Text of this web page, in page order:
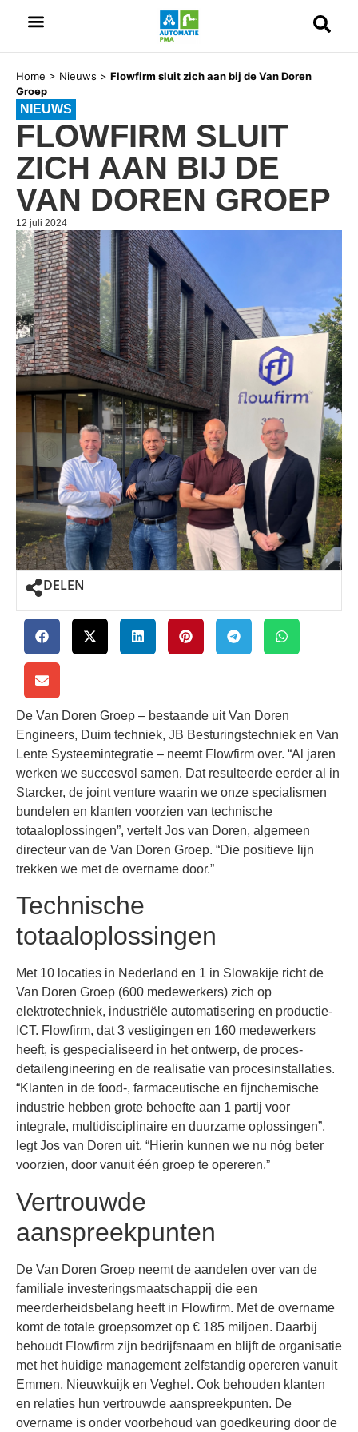
Home > Nieuws > Flowfirm sluit zich aan bij de Van Doren
Groep
NIEUWS
FLOWFIRM SLUIT
ZICH AAN BIJ DE
VAN DOREN GROEP
12 juli 2024
DELEN
De Van Doren Groep – bestaande uit Van Doren
Engineers, Duim techniek, JB Besturingstechniek en Van
Lente Systeemintegratie – neemt Flowfirm over. “Al jaren
werken we succesvol samen. Dat resulteerde eerder al in
Starcker, de joint venture waarin we onze specialismen
bundelen en klanten voorzien van technische
totaaloplossingen”, vertelt Jos van Doren, algemeen
directeur van de Van Doren Groep. “Die positieve lijn
trekken we met de overname door.”
Technische
totaaloplossingen
Met 10 locaties in Nederland en 1 in Slowakije richt de
Van Doren Groep (600 medewerkers) zich op
elektrotechniek, industriële automatisering en productie-
ICT. Flowfirm, dat 3 vestigingen en 160 medewerkers
heeft, is gespecialiseerd in het ontwerp, de proces-
detailengineering en de realisatie van procesinstallaties.
“Klanten in de food-, farmaceutische en fijnchemische
industrie hebben grote behoefte aan 1 partij voor
integrale, multidisciplinaire en duurzame oplossingen”,
legt Jos van Doren uit. “Hierin kunnen we nu nóg beter
voorzien, door vanuit één groep te opereren.”
Vertrouwde
aanspreekpunten
De Van Doren Groep neemt de aandelen over van de
familiale investeringsmaatschappij die een
meerderheidsbelang heeft in Flowfirm. Met de overname
komt de totale groepsomzet op € 185 miljoen. Daarbij
behoudt Flowfirm zijn bedrijfsnaam en blijft de organisatie
met het huidige management zelfstandig opereren vanuit
Emmen, Nieuwkuijk en Veghel. Ook behouden klanten
en relaties hun vertrouwde aanspreekpunten. De
overname is onder voorbehoud van goedkeuring door de